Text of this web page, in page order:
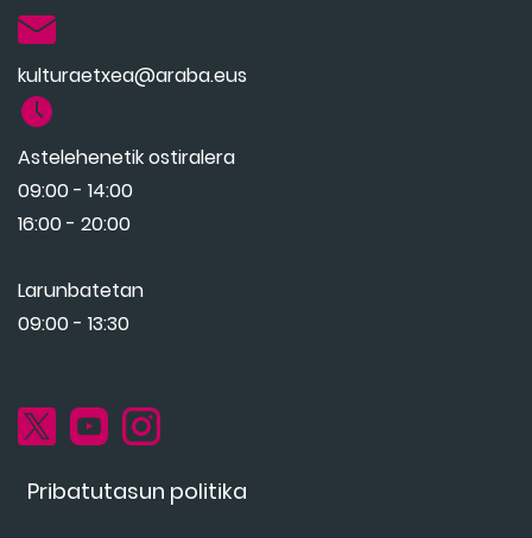
Pribatutasun politika
kulturaetxea@araba.eus
Astelehenetik ostiralera
09:00 - 14:00
16:00 - 20:00
Larunbatetan
09:00 - 13:30